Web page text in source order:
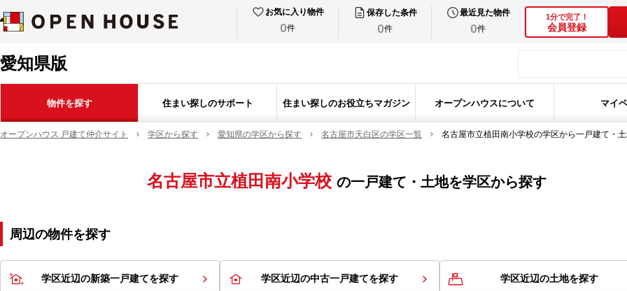
お気に入り物件
0件
保存した条件
0件
最近見た物件
0件
1分で完了！
会員登録
愛知県版
物件を探す 住まい探しのサポート 住まい探しのお役立ちマガジン オープンハウスについて マイ
オープンハウス 戸建て仲介サイト 学区から探す 愛知県の学区から探す 名古屋市天白区の学区一覧 名古屋市立植田南小学校の学区から一戸建て・
名古屋市立植田南小学校 の一戸建て・土地を学区から探す
周辺の物件を探す
学区近辺の新築一戸建てを探す 学区近辺の中古一戸建てを探す 学区近辺の土地を探す